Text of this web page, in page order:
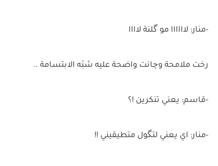
-منار: لاااااا مو گلنة لاااا
رخت ملامحة وچانت واضحة عليه شبَه الابتسامة ..
-قاسم: يعني تنكرين !؟
-منار: اي يعني لتگول متطيقيني !!